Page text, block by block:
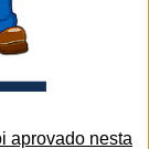
aprovado nesta